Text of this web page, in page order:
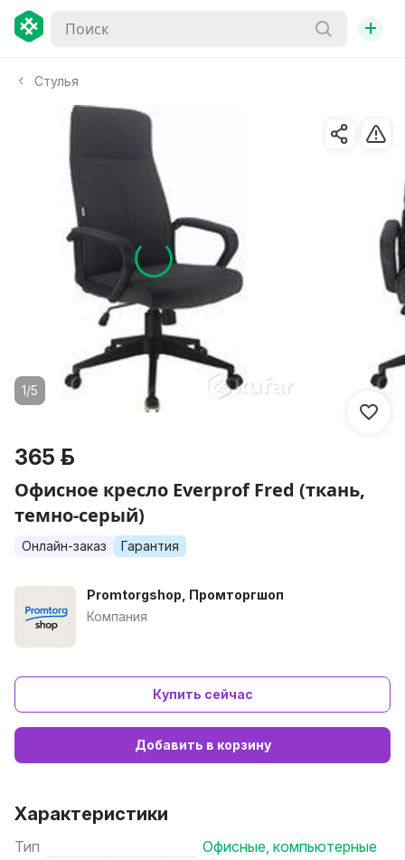
+
Стулья
1/5
365 р.
Офисное кресло Everprof Fred (ткань,
темно-серый)
Онлайн-заказ Гарантия
Promtorgshop, Промторгшоп
Компания
Купить сейчас
Добавить в корзину
Характеристики
Тип
Офисные, компьютерные